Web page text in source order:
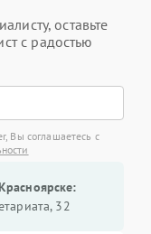
оставьте
с радостью
Вы соглашаетесь с
32